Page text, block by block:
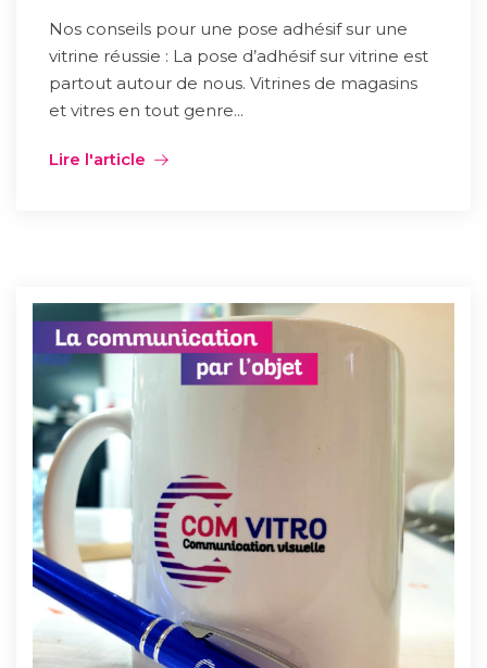
Nos conseils pour une pose adhésif sur une
vitrine réussie : La pose d’adhésif sur vitrine est
partout autour de nous. Vitrines de magasins
et vitres en tout genre...
Lire l'article